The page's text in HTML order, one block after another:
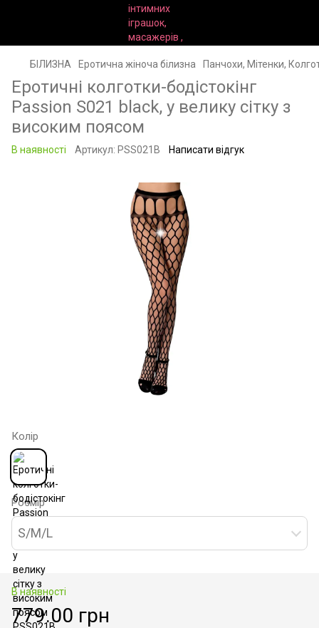
БІЛИЗНА Еротична жіноча білизна Панчохи, Мітенки,
Еротичні колготки-бодістокінг
Passion S021 black, у велику сітку з
високим поясом
В наявності Артикул: PSS021B Написати відгук
Колір
Розмір
S/M/L
В наявності
779.00 грн